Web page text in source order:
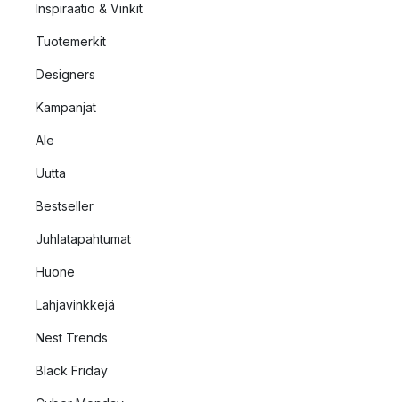
Inspiraatio & Vinkit
Tuotemerkit
Designers
Kampanjat
Ale
Uutta
Bestseller
Juhlatapahtumat
Huone
Lahjavinkkejä
Nest Trends
Black Friday